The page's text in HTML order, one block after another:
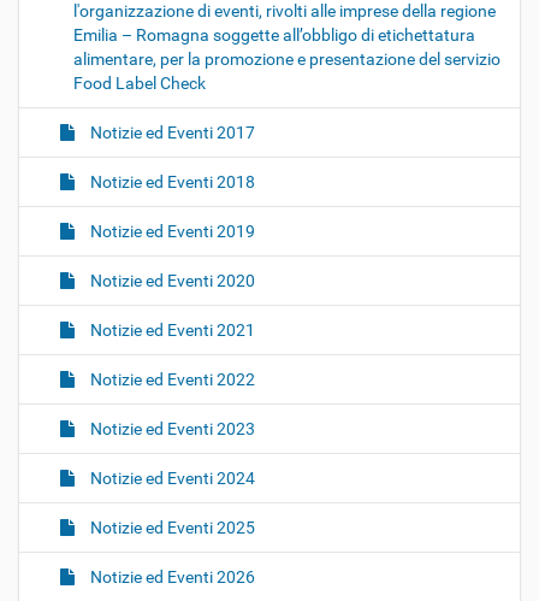
l'organizzazione di eventi, rivolti alle imprese della regione
Emilia – Romagna soggette all’obbligo di etichettatura
alimentare, per la promozione e presentazione del servizio
Food Label Check
Notizie ed Eventi 2017
Notizie ed Eventi 2018
Notizie ed Eventi 2019
Notizie ed Eventi 2020
Notizie ed Eventi 2021
Notizie ed Eventi 2022
Notizie ed Eventi 2023
Notizie ed Eventi 2024
Notizie ed Eventi 2025
Notizie ed Eventi 2026